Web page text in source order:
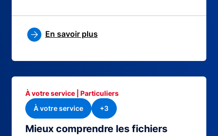
En savoir plus
Mieux comprendre les fichiers
À votre service | Particuliers
À votre service
+3